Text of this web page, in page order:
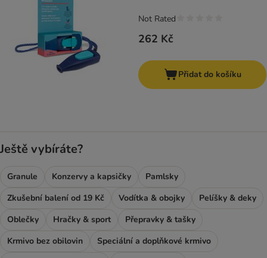
262 Kč
Not Rated
Přidat do košíku
Ještě vybíráte?
Granule Konzervy a kapsičky
Pamlsky
Zkušební balení od 19 Kč
Vodítka & obojky
Pelíšky & deky
Oblečky
Hračky & sport
Přepravky & tašky
Krmivo bez obilovin
Speciální a doplňkové krmivo